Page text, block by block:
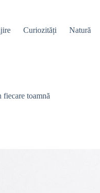
Curiozități Natură
fiecare toamnă